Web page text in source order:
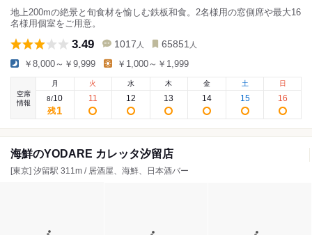
地上200mの絶景と旬食材を愉しむ鉄板和食。2名様用の窓側席や最大16
名様用個室をご用意。
3.49 1017 人 65851 人
￥8,000～￥9,999 ￥1,000～￥1,999
空席
情報
月
8/10
残1
火
11
水
12
木
13
金
14
土
15
日
16
海鮮のYODARE カレッタ汐留店
[東京] 汐留駅 311m / 居酒屋、海鮮、日本酒バー